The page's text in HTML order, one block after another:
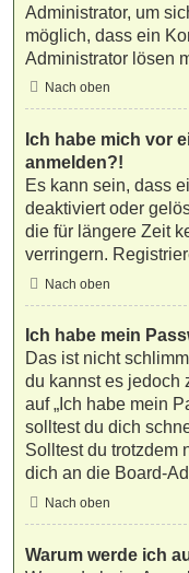
Administrator, um
möglich, dass ein
Administrator lösen
Nach oben
Ich habe mich vor
anmelden?!
Es kann sein, dass
deaktiviert oder
die für längere Zeit
verringern.
Nach oben
Ich habe mein
Das ist nicht
du kannst es jedoch
auf „Ich habe mein
solltest du dich
Solltest du trotzdem
dich an die Board-
Nach oben
Warum werde ich